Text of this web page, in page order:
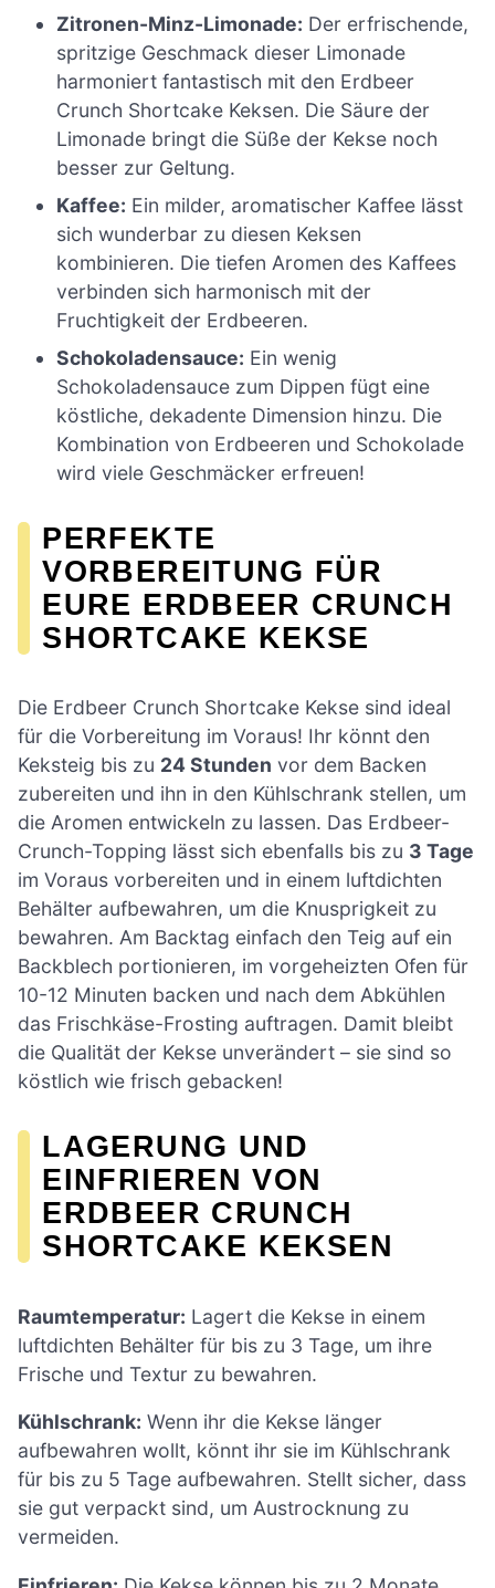
Zitronen-Minz-Limonade: Der erfrischende,
spritzige Geschmack dieser Limonade
harmoniert fantastisch mit den Erdbeer
Crunch Shortcake Keksen. Die Säure der
Limonade bringt die Süße der Kekse noch
besser zur Geltung.
Kaffee: Ein milder, aromatischer Kaffee lässt
sich wunderbar zu diesen Keksen
kombinieren. Die tiefen Aromen des Kaffees
verbinden sich harmonisch mit der
Fruchtigkeit der Erdbeeren.
Schokoladensauce: Ein wenig
Schokoladensauce zum Dippen fügt eine
köstliche, dekadente Dimension hinzu. Die
Kombination von Erdbeeren und Schokolade
wird viele Geschmäcker erfreuen!
PERFEKTE
VORBEREITUNG FÜR
EURE ERDBEER CRUNCH
SHORTCAKE KEKSE
Die Erdbeer Crunch Shortcake Kekse sind ideal
für die Vorbereitung im Voraus! Ihr könnt den
Keksteig bis zu 24 Stunden vor dem Backen
zubereiten und ihn in den Kühlschrank stellen, um
die Aromen entwickeln zu lassen. Das Erdbeer-
Crunch-Topping lässt sich ebenfalls bis zu 3 Tage
im Voraus vorbereiten und in einem luftdichten
Behälter aufbewahren, um die Knusprigkeit zu
bewahren. Am Backtag einfach den Teig auf ein
Backblech portionieren, im vorgeheizten Ofen für
10-12 Minuten backen und nach dem Abkühlen
das Frischkäse-Frosting auftragen. Damit bleibt
die Qualität der Kekse unverändert – sie sind so
köstlich wie frisch gebacken!
LAGERUNG UND
EINFRIEREN VON
ERDBEER CRUNCH
SHORTCAKE KEKSEN
Raumtemperatur: Lagert die Kekse in einem
luftdichten Behälter für bis zu 3 Tage, um ihre
Frische und Textur zu bewahren.
Kühlschrank: Wenn ihr die Kekse länger
aufbewahren wollt, könnt ihr sie im Kühlschrank
für bis zu 5 Tage aufbewahren. Stellt sicher, dass
sie gut verpackt sind, um Austrocknung zu
vermeiden.